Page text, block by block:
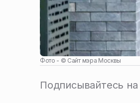
Фото - © Сайт мэра Москвы
Подписывайтесь